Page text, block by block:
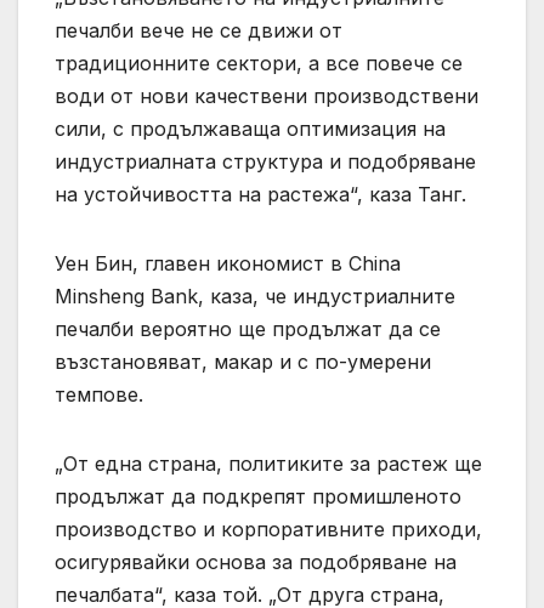
печалби вече не се движи от
традиционните сектори, а все повече се
води от нови качествени производствени
сили, с продължаваща оптимизация на
индустриалната структура и подобряване
на устойчивостта на растежа“, каза Танг.
Уен Бин, главен икономист в China
Minsheng Bank, каза, че индустриалните
печалби вероятно ще продължат да се
възстановяват, макар и с по-умерени
темпове.
„От една страна, политиките за растеж ще
продължат да подкрепят промишленото
производство и корпоративните приходи,
осигурявайки основа за подобряване на
печалбата“, каза той. „От друга страна,